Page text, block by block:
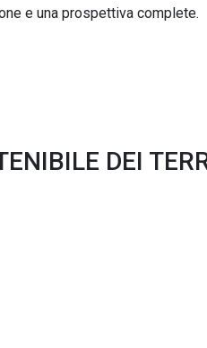
e una prospettiva complete.
DEI